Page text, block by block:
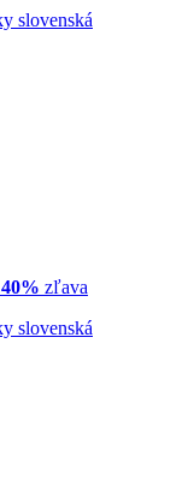
slovenská
40% zľava
slovenská